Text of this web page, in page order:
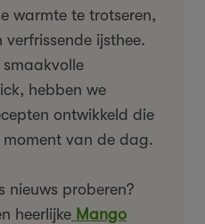
warmte te trotseren,
ijsthee.
hebben we
ontwikkeld die
van de dag.
nieuws proberen?
heerlijke Mango